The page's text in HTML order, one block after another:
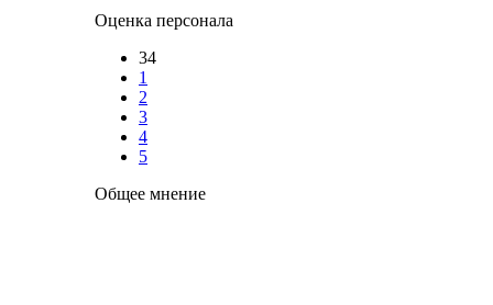
Оценка персонала
34
1
2
3
4
5
Общее мнение